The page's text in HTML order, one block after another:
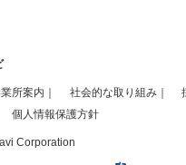
所案内 社会的な取り組み
個人情報保護方針
Corporation